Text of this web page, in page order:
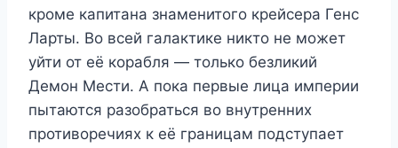
кроме капитана знаменитого крейсера Генс
Ларты. Во всей галактике никто не может
уйти от её корабля — только безликий
Демон Мести. А пока первые лица империи
пытаются разобраться во внутренних
противоречиях к её границам подступает